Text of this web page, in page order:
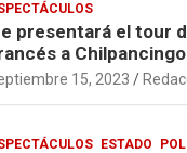
presentará el tour
a
15, 2023
ESTADO